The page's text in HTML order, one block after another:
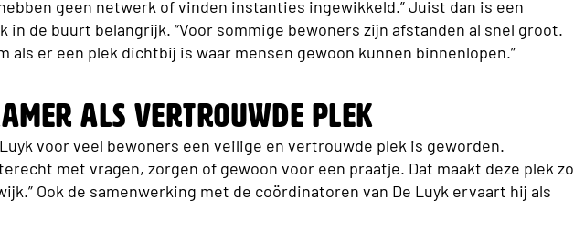
geen netwerk of vinden instanties ingewikkeld.” Juist dan is een
in de buurt belangrijk. “Voor sommige bewoners zijn afstanden al snel groot.
als er een plek dichtbij is waar mensen gewoon kunnen binnenlopen.”
als vertrouwde plek
voor veel bewoners een veilige en vertrouwde plek is geworden.
met vragen, zorgen of gewoon voor een praatje. Dat maakt deze plek zo
Ook de samenwerking met de coördinatoren van De Luyk ervaart hij als